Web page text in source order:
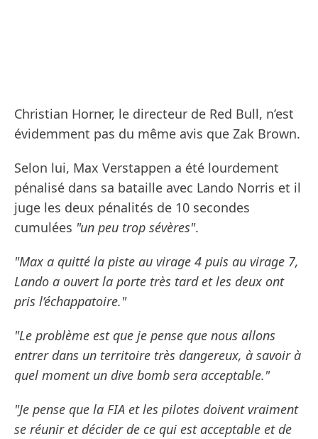
Christian Horner, le directeur de Red Bull, n’est
évidemment pas du même avis que Zak Brown.
Selon lui, Max Verstappen a été lourdement
pénalisé dans sa bataille avec Lando Norris et il
juge les deux pénalités de 10 secondes
cumulées "un peu trop sévères".
"Max a quitté la piste au virage 4 puis au virage 7,
Lando a ouvert la porte très tard et les deux ont
pris l’échappatoire."
"Le problème est que je pense que nous allons
entrer dans un territoire très dangereux, à savoir à
quel moment un dive bomb sera acceptable."
"Je pense que la FIA et les pilotes doivent vraiment
se réunir et décider de ce qui est acceptable et de